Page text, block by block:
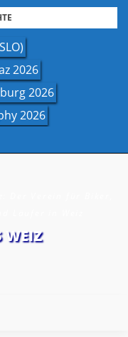
2026
2026
2026
WEIZ